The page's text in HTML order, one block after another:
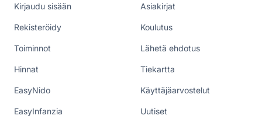
Kirjaudu sisään
Rekisteröidy
Toiminnot
Hinnat
EasyNido
EasyInfanzia
Asiakirjat
Koulutus
Lähetä ehdotus
Tiekartta
Käyttäjäarvostelut
Uutiset